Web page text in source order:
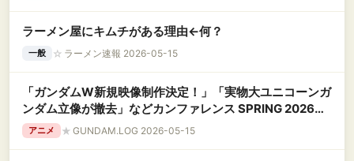
ラーメン屋にキムチがある理由←何？
一般 ☆ ラーメン速報 2026-05-15
「ガンダムW新規映像制作決定！」「実物大ユニコーンガ
ンダム立像が撤去」などカンファレンス SPRING 2026ま
とめ
アニメ ★ GUNDAM.LOG 2026-05-15